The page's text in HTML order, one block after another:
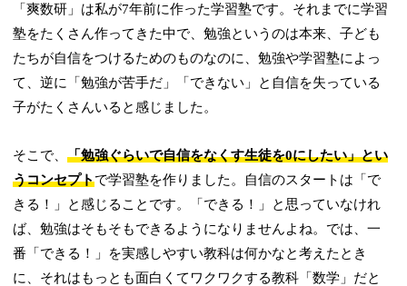
「爽数研」は私が7年前に作った学習塾です。それまでに学習
塾をたくさん作ってきた中で、勉強というのは本来、子ども
たちが自信をつけるためのものなのに、勉強や学習塾によっ
て、逆に「勉強が苦手だ」「できない」と自信を失っている
子がたくさんいると感じました。
そこで、「勉強ぐらいで自信をなくす生徒を0にしたい」とい
うコンセプトで学習塾を作りました。自信のスタートは「で
きる！」と感じることです。「できる！」と思っていなけれ
ば、勉強はそもそもできるようになりませんよね。では、一
番「できる！」を実感しやすい教科は何かなと考えたとき
に、それはもっとも面白くてワクワクする教科「数学」だと